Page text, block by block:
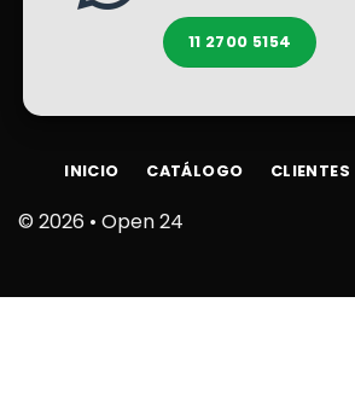
11 2700 5154
© 2026 • Open 24
INICIO CATÁLOGO CLIENTES